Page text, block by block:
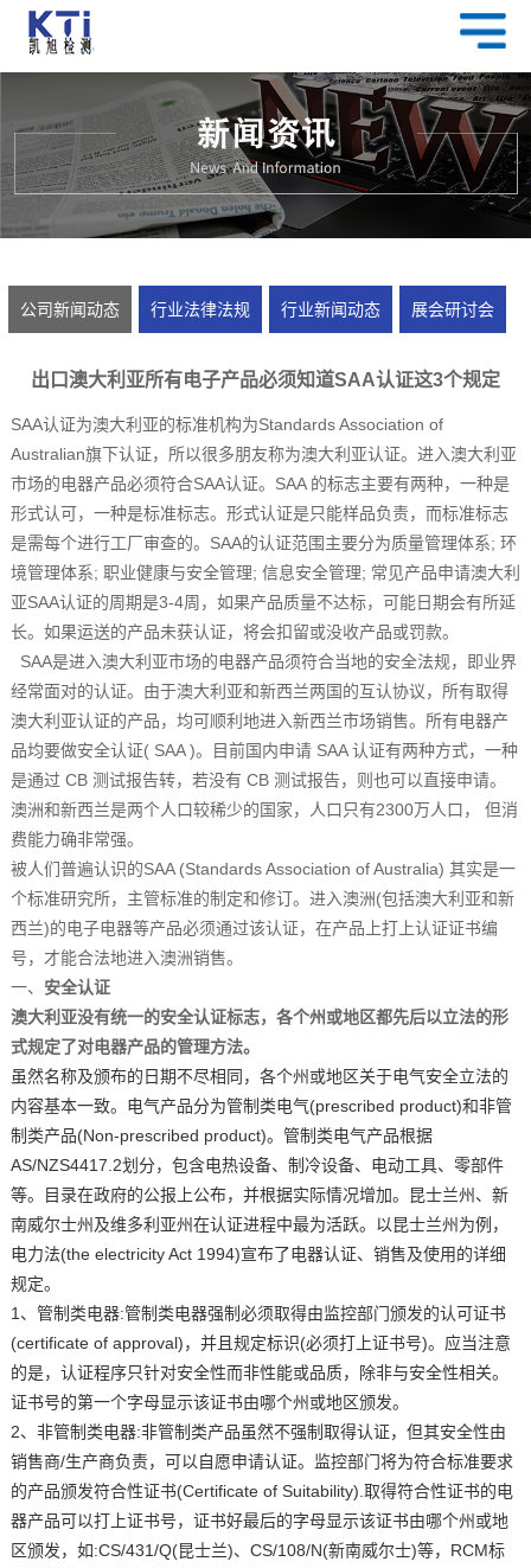
公司新闻动态 行业法律法规 行业新闻动态 展会研讨会
出口澳大利亚所有电子产品必须知道SAA认证这3个规定
SAA认证为澳大利亚的标准机构为Standards Association of
Australian旗下认证，所以很多朋友称为澳大利亚认证。进入澳大利亚
市场的电器产品必须符合SAA认证。SAA 的标志主要有两种，一种是
形式认可，一种是标准标志。形式认证是只能样品负责，而标准标志
是需每个进行工厂审查的。SAA的认证范围主要分为质量管理体系; 环
境管理体系; 职业健康与安全管理; 信息安全管理; 常见产品申请澳大利
亚SAA认证的周期是3-4周，如果产品质量不达标，可能日期会有所延
长。如果运送的产品未获认证，将会扣留或没收产品或罚款。
SAA是进入澳大利亚市场的电器产品须符合当地的安全法规，即业界
经常面对的认证。由于澳大利亚和新西兰两国的互认协议，所有取得
澳大利亚认证的产品，均可顺利地进入新西兰市场销售。所有电器产
品均要做安全认证( SAA )。目前国内申请 SAA 认证有两种方式，一种
是通过 CB 测试报告转，若没有 CB 测试报告，则也可以直接申请。
澳洲和新西兰是两个人口较稀少的国家，人口只有2300万人口， 但消
费能力确非常强。
被人们普遍认识的SAA (Standards Association of Australia) 其实是一
个标准研究所，主管标准的制定和修订。进入澳洲(包括澳大利亚和新
西兰)的电子电器等产品必须通过该认证，在产品上打上认证证书编
号，才能合法地进入澳洲销售。
一、 安全认证
澳大利亚没有统一的安全认证标志，各个州或地区都先后以立法的形
式规定了对电器产品的管理方法。
虽然名称及颁布的日期不尽相同，各个州或地区关于电气安全立法的
内容基本一致。电气产品分为管制类电气(prescribed product)和非管
制类产品(Non-prescribed product)。管制类电气产品根据
AS/NZS4417.2划分，包含电热设备、制冷设备、电动工具、零部件
等。目录在政府的公报上公布，并根据实际情况增加。昆士兰州、新
南威尔士州及维多利亚州在认证进程中最为活跃。以昆士兰州为例，
电力法(the electricity Act 1994)宣布了电器认证、销售及使用的详细
规定。
1、管制类电器:管制类电器强制必须取得由监控部门颁发的认可证书
(certificate of approval)，并且规定标识(必须打上证书号)。应当注意
的是，认证程序只针对安全性而非性能或品质，除非与安全性相关。
证书号的第一个字母显示该证书由哪个州或地区颁发。
2、非管制类电器:非管制类产品虽然不强制取得认证，但其安全性由
销售商/生产商负责，可以自愿申请认证。监控部门将为符合标准要求
的产品颁发符合性证书(Certificate of Suitability).取得符合性证书的电
器产品可以打上证书号，证书好最后的字母显示该证书由哪个州或地
区颁发，如:CS/431/Q(昆士兰)、 CS/108/N(新南威尔士)等， RCM标